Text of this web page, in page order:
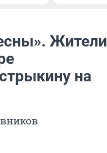
Жители
на